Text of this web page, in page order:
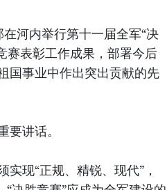
河内举行第十一届全军“决
赛表彰工作成果，部署今后
国事业中作出突出贡献的先
要讲话。
现“正规、精锐、现代”，